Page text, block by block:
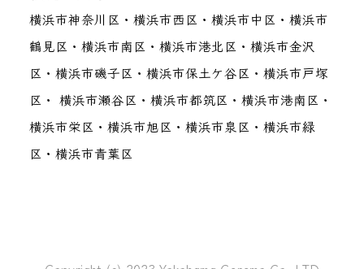
横浜市神奈川区・横浜市西区・横浜市中区・横浜市
鶴見区・横浜市南区・横浜市港北区・横浜市金沢
区・横浜市磯子区・横浜市保土ケ谷区・横浜市戸塚
区・ 横浜市瀬谷区・横浜市都筑区・横浜市港南区・
横浜市栄区・横浜市旭区・横浜市泉区・横浜市緑
区・横浜市青葉区